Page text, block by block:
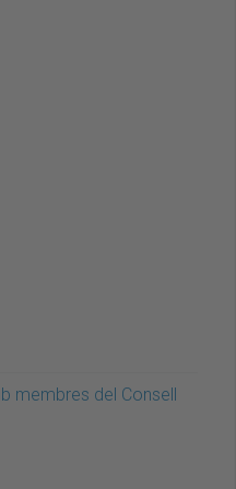
membres del Consell